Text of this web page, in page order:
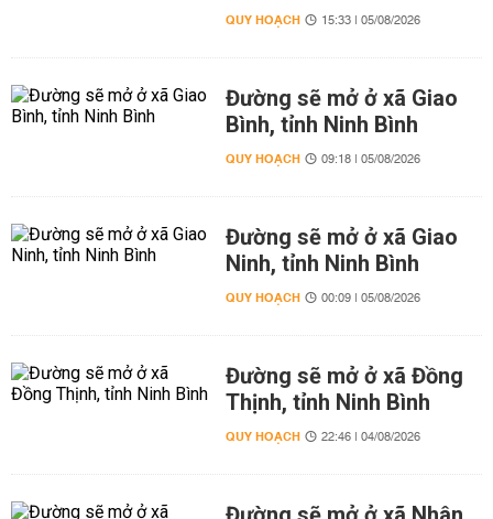
QUY HOẠCH 15:33 | 05/08/2026
Đường sẽ mở ở xã Giao
Bình, tỉnh Ninh Bình
QUY HOẠCH 09:18 | 05/08/2026
Đường sẽ mở ở xã Giao
Ninh, tỉnh Ninh Bình
QUY HOẠCH 00:09 | 05/08/2026
Đường sẽ mở ở xã Đồng
Thịnh, tỉnh Ninh Bình
QUY HOẠCH 22:46 | 04/08/2026